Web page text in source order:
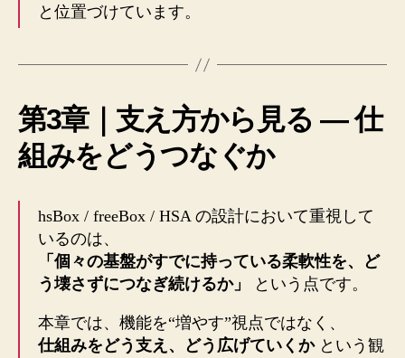
と位置づけています。
第3章｜支え方から見る ― 仕
組みをどうつなぐか
hsBox / freeBox / HSA の設計において重視して
いるのは、
「個々の基盤がすでに持っている柔軟性を、ど
う壊さずにつなぎ続けるか」
という点です。
本章では、機能を“増やす”視点ではなく、
仕組みをどう支え、どう広げていくかという観